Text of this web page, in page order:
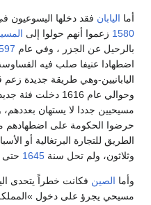
أما اليابان فقد دخلها اليسوعيون
1580 زعموا أنهم حولوا إلى
بالرحيل عن الجزر ، وفي عام
اضطهادا عنيفا صلب فيه
اليابانيين-وهي طريقة جديدة زعم
وحوالي عام 1616
مسيحيين جددا لا يستهان بعددهم،
حرضوا الحكومة على اضطهادهم
الطريق للتجارة البرتغالية أو
وثلاثون، ولم تحل سنة 1645 حتى
وأما الصين فكانت خطراً يتحدى
مسيحي يجرؤ على دخول